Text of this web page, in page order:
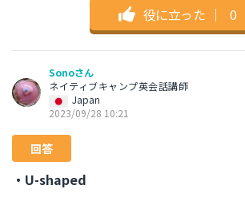
役に立った ｜ 0
Sonoさん
ネイティブキャンプ英会話講師
Japan
2023/09/28 10:21
回答
・U-shaped